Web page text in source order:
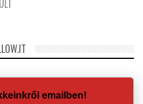
emailben!